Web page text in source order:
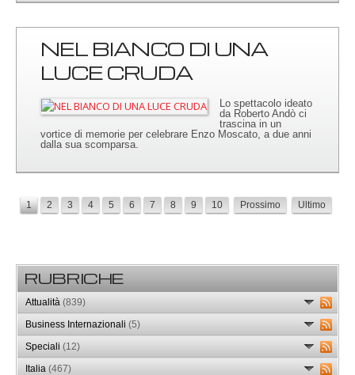
NEL BIANCO DI UNA
LUCE CRUDA
Lo spettacolo ideato
da Roberto Andò ci
trascina in un
vortice di memorie per celebrare Enzo Moscato, a due anni
dalla sua scomparsa.
1 2 3 4 5 6 7 8 9 10 Prossimo Ultimo
RUBRICHE
Attualità (839)
Business Internazionali (5)
Speciali (12)
Italia (467)